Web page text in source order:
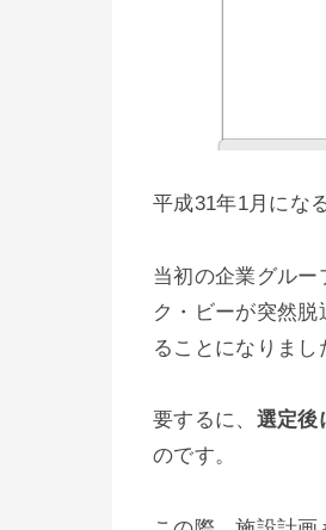
平成31年1月にな
当初の企業グル
ク・ビーが突然
ることになりまし
要するに、 選定後
のです。